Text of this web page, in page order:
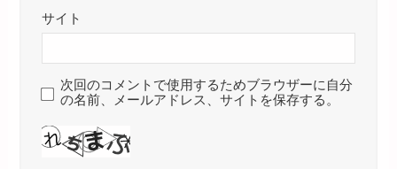
サイト
次回のコメントで使用するためブラウザーに自分
の名前、メールアドレス、サイトを保存する。